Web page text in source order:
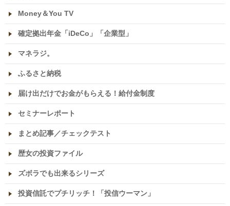
Money＆You TV
確定拠出年金「iDeCo」「企業型」
マネラジ。
ふるさと納税
届け出だけでお金がもらえる！給付金制度
セミナーレポート
まとめ記事／チェックテスト
歴女の投資ファイル
ズボラでも出来るシリーズ
投資信託でプチリッチ！「投信ウーマン」